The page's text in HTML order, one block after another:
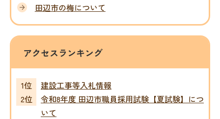
田辺市の梅について
アクセスランキング
建設工事等入札情報
令和8年度 田辺市職員採用試験【夏試験】につ
いて